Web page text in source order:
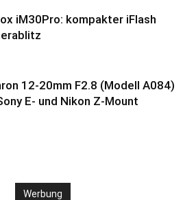
iM30Pro: kompakter iFlash
12-20mm F2.8 (Modell A084)
E- und Nikon Z-Mount
Werbung